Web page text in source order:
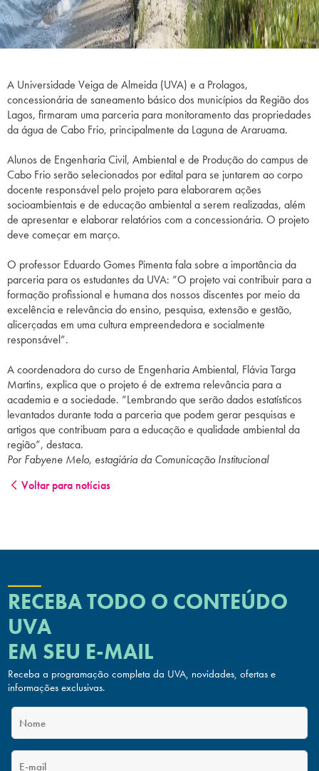
A Universidade Veiga de Almeida (UVA) e a Prolagos,
concessionária de saneamento básico dos municípios da Região dos
Lagos, firmaram uma parceria para monitoramento das propriedades
da água de Cabo Frio, principalmente da Laguna de Araruama.
Alunos de Engenharia Civil, Ambiental e de Produção do campus de
Cabo Frio serão selecionados por edital para se juntarem ao corpo
docente responsável pelo projeto para elaborarem ações
socioambientais e de educação ambiental a serem realizadas, além
de apresentar e elaborar relatórios com a concessionária. O projeto
deve começar em março.
O professor Eduardo Gomes Pimenta fala sobre a importância da
parceria para os estudantes da UVA: “O projeto vai contribuir para a
formação profissional e humana dos nossos discentes por meio da
excelência e relevância do ensino, pesquisa, extensão e gestão,
alicerçadas em uma cultura empreendedora e socialmente
responsável”.
A coordenadora do curso de Engenharia Ambiental, Flávia Targa
Martins, explica que o projeto é de extrema relevância para a
academia e a sociedade. “Lembrando que serão dados estatísticos
levantados durante toda a parceria que podem gerar pesquisas e
artigos que contribuam para a educação e qualidade ambiental da
região”, destaca.
Por Fabyene Melo, estagiária da Comunicação Institucional
Voltar para notícias
RECEBA TODO O CONTEÚDO
UVA
EM SEU E-MAIL
Receba a programação completa da UVA, novidades, ofertas e
informações exclusivas.